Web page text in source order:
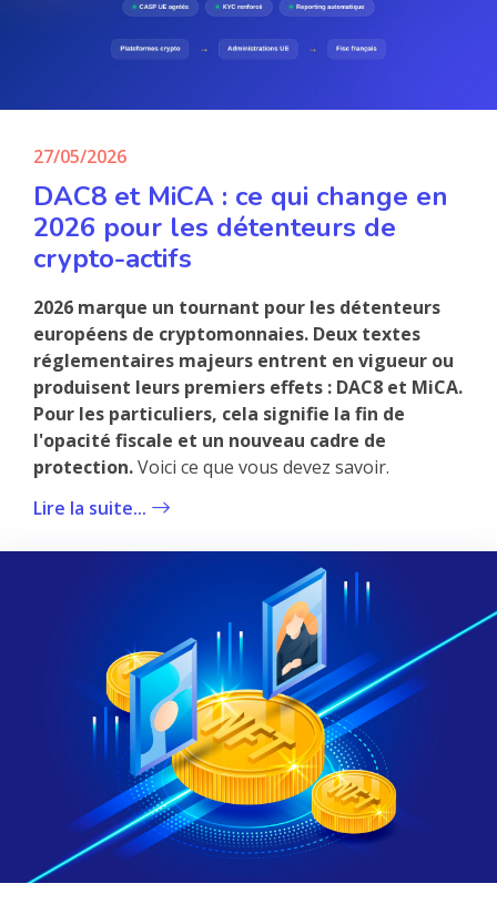
27/05/2026
DAC8 et MiCA : ce qui change en
2026 pour les détenteurs de
crypto-actifs
2026 marque un tournant pour les détenteurs
européens de cryptomonnaies. Deux textes
réglementaires majeurs entrent en vigueur ou
produisent leurs premiers effets : DAC8 et MiCA.
Pour les particuliers, cela signifie la fin de
l'opacité fiscale et un nouveau cadre de
protection.Voici ce que vous devez savoir.
Lire la suite...